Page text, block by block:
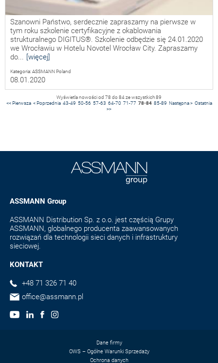
08.01.2020
Szanowni Państwo, serdecznie zapraszamy na pierwsze w
tym roku szkolenie certyfikacyjne z okablowania
strukturalnego DIGITUS®. Szkolenie odbędzie się 24.01.2020
we Wrocławiu w Hotelu Novotel Wrocław City. Zapraszamy
do... [więcej]
Kategoria: ASSMANN Poland
Wyświetla nowości od 78 do 84ze wszystkich89
<< Pierwsza < Poprzednia 43-49 50-56 57-63 64-70 71-77 78-84 85-89 Następna > Ostatnia
>>
ASSMANN Group
ASSMANN Distribution Sp. z o.o. jest częścią Grupy
ASSMANN, globalnego producenta zaawansowanych
rozwiązań dla technologii sieci danych i infrastruktury
sieciowej.
KONTAKT
+48 71 326 71 40
office@assmann.pl
Dane firmy
OWS – Ogólne Warunki Sprzedaży
Ochrona danych